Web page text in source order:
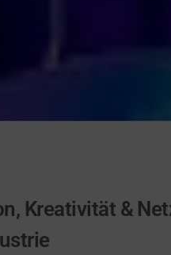
Kreativität &